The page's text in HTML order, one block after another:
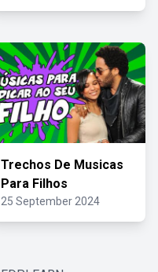
Trechos De Musicas
Para Filhos
25 September 2024